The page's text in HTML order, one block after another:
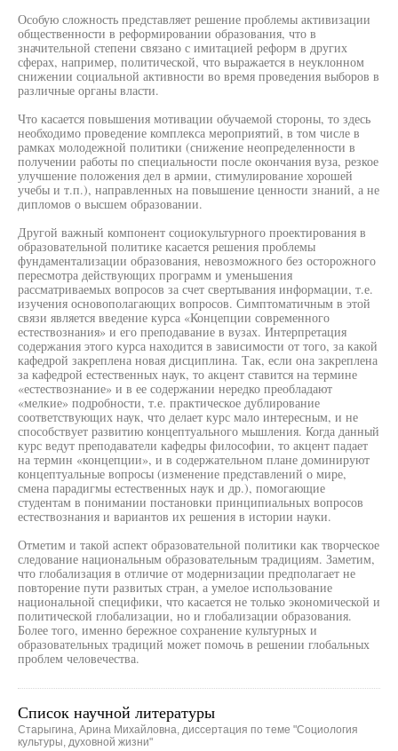
Особую сложность представляет решение проблемы активизации
общественности в реформировании образования, что в
значительной степени связано с имитацией реформ в других
сферах, например, политической, что выражается в неуклонном
снижении социальной активности во время проведения выборов в
различные органы власти.
Что касается повышения мотивации обучаемой стороны, то здесь
необходимо проведение комплекса мероприятий, в том числе в
рамках молодежной политики (снижение неопределенности в
получении работы по специальности после окончания вуза, резкое
улучшение положения дел в армии, стимулирование хорошей
учебы и т.п.), направленных на повышение ценности знаний, а не
дипломов о высшем образовании.
Другой важный компонент социокультурного проектирования в
образовательной политике касается решения проблемы
фундаментализации образования, невозможного без осторожного
пересмотра действующих программ и уменьшения
рассматриваемых вопросов за счет свертывания информации, т.е.
изучения основополагающих вопросов. Симптоматичным в этой
связи является введение курса «Концепции современного
естествознания» и его преподавание в вузах. Интерпретация
содержания этого курса находится в зависимости от того, за какой
кафедрой закреплена новая дисциплина. Так, если она закреплена
за кафедрой естественных наук, то акцент ставится на термине
«естествознание» и в ее содержании нередко преобладают
«мелкие» подробности, т.е. практическое дублирование
соответствующих наук, что делает курс мало интересным, и не
способствует развитию концептуального мышления. Когда данный
курс ведут преподаватели кафедры философии, то акцент падает
на термин «концепции», и в содержательном плане доминируют
концептуальные вопросы (изменение представлений о мире,
смена парадигмы естественных наук и др.), помогающие
студентам в понимании постановки принципиальных вопросов
естествознания и вариантов их решения в истории науки.
Отметим и такой аспект образовательной политики как творческое
следование национальным образовательным традициям. Заметим,
что глобализация в отличие от модернизации предполагает не
повторение пути развитых стран, а умелое использование
национальной специфики, что касается не только экономической и
политической глобализации, но и глобализации образования.
Более того, именно бережное сохранение культурных и
образовательных традиций может помочь в решении глобальных
проблем человечества.
Список научной литературы
Старыгина, Арина Михайловна, диссертация по теме "Социология
культуры, духовной жизни"